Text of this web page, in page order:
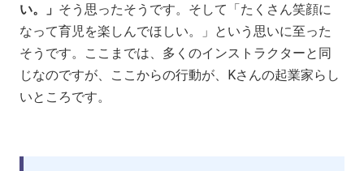
い。」 そう思ったそうです。そして「たくさん笑顔に
なって育児を楽しんでほしい。」という思いに至った
そうです。ここまでは、多くのインストラクターと同
じなのですが、ここからの行動が、Kさんの起業家らし
いところです。